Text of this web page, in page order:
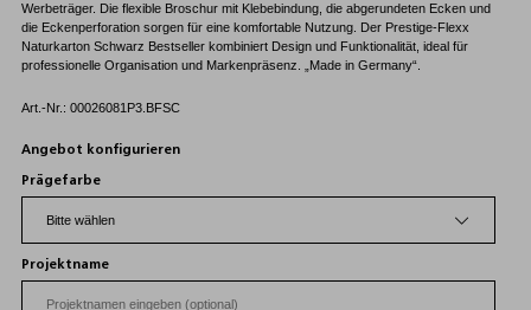
Werbeträger. Die flexible Broschur mit Klebebindung, die abgerundeten Ecken und
die Eckenperforation sorgen für eine komfortable Nutzung. Der Prestige-Flexx
Naturkarton Schwarz Bestseller kombiniert Design und Funktionalität, ideal für
professionelle Organisation und Markenpräsenz. „Made in Germany“.
Art.-Nr.: 00026081P3.BFSC
Angebot konfigurieren
Prägefarbe
Projektname